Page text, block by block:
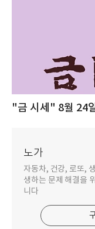
"금 시세" 8월 24
노가
자동차, 건강, 로또,
생하는 문제 해결을
니다